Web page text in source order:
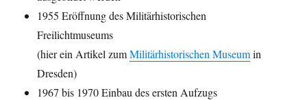
1955 Eröffnung des Militärhistorischen
Freilichtmuseums
(hier ein Artikel zumMilitärhistorischen Museumin
Dresden)
1967 bis 1970 Einbau des ersten Aufzugs